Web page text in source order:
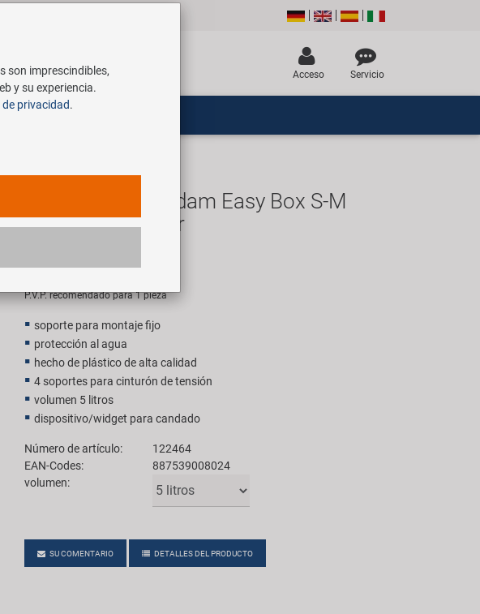
Acceso Servicio
M-WAVE Amsterdam Easy Box S-M
portador superior
24,90 EUR
P.V.P. recomendado para 1 pieza
soporte para montaje fijo
protección al agua
hecho de plástico de alta calidad
4 soportes para cinturón de tensión
volumen 5 litros
dispositivo/widget para candado
Número de artículo:
122464
EAN-Codes:
887539008024
volumen:
SU COMENTARIO DETALLES DEL PRODUCTO
son imprescindibles,
y su experiencia.
privacidad.